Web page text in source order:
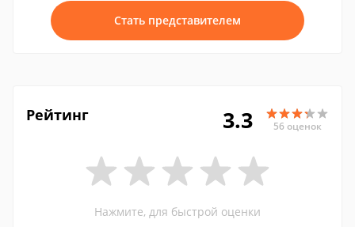
Стать представителем
Рейтинг 3.3 56 оценок
Нажмите, для быстрой оценки